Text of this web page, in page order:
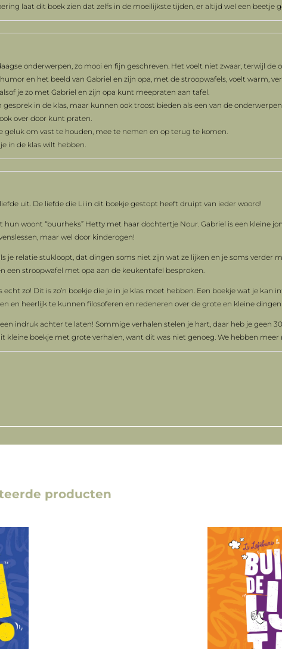
laat dit boek zien dat zelfs in de moeilijkste tijden, er altijd wel een beetje
onderwerpen, zo mooi en fijn geschreven. Het voelt niet zwaar, terwijl de
en het beeld van Gabriel en zijn opa, met de stroopwafels, voelt warm,
je zo met Gabriel en zijn opa kunt meepraten aan tafel.
in de klas, maar kunnen ook troost bieden als een van de onderwerpen
over door kunt praten.
geluk om vast te houden, mee te nemen en op terug te komen.
in de klas wilt hebben.
uit. De liefde die Li in dit boekje gestopt heeft druipt van ieder woord!
hun woont “buurheks” Hetty met haar dochtertje Nour. Gabriel is een kleine
maar wel door kinderogen!
je relatie stukloopt, dat dingen soms niet zijn wat ze lijken en je soms verder
een stroopwafel met opa aan de keukentafel besproken.
zo! Dit is zo’n boekje die je in je klas moet hebben. Een boekje wat je kan
en heerlijk te kunnen filosoferen en redeneren over de grote en kleine
indruk achter te laten! Sommige verhalen stelen je hart, daar heb je geen
kleine boekje met grote verhalen, want dit was niet genoeg. We hebben meer
producten